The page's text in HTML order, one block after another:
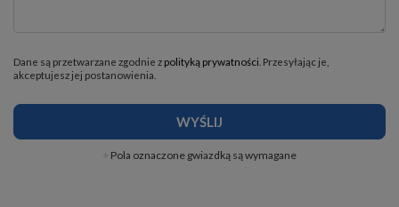
Dane są przetwarzane zgodnie z polityką prywatności . Przesyłając je,
akceptujesz jej postanowienia.
WYŚLIJ
Pola oznaczone gwiazdką są wymagane